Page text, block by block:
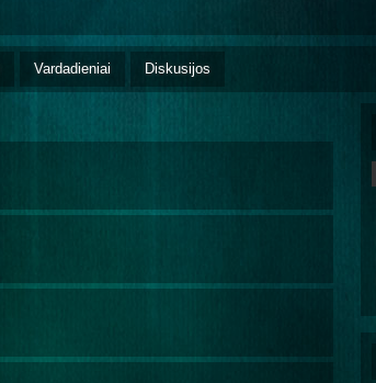
Vardadieniai Diskusijos